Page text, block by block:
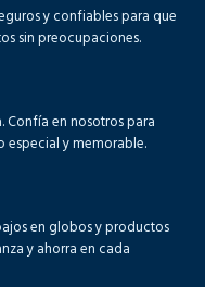
y confiables para que
sin preocupaciones.
en nosotros para
y memorable.
en globos y productos
y ahorra en cada